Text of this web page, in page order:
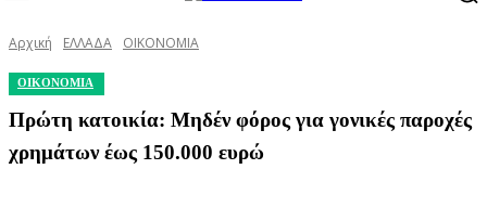
Αρχική ΕΛΛΑΔΑ ΟΙΚΟΝΟΜΙΑ
ΟΙΚΟΝΟΜΙΑ
Πρώτη κατοικία: Μηδέν φόρος για γονικές παροχές
χρημάτων έως 150.000 ευρώ